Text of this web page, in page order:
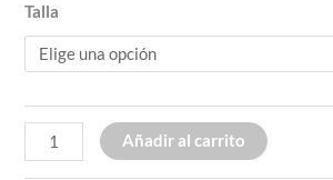
Talla
Añadir al carrito